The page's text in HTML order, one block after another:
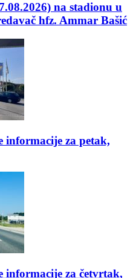
na stadionu u
hfz. Ammar Bašić
informacije za petak,
informacije za četvrtak,